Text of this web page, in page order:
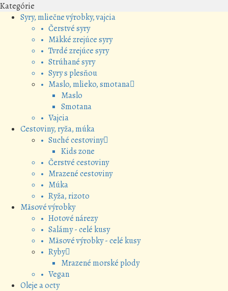
Kategórie
Syry, mliečne výrobky, vajcia
• Čerstvé syry
• Mäkké zrejúce syry
• Tvrdé zrejúce syry
• Strúhané syry
• Syry s plesňou
• Maslo, mlieko, smotana
Maslo
Smotana
• Vajcia
Cestoviny, ryža, múka
• Suché cestoviny
Kids zone
• Čerstvé cestoviny
• Mrazené cestoviny
• Múka
• Ryža, rizoto
Mäsové výrobky
• Hotové nárezy
• Salámy - celé kusy
• Mäsové výrobky - celé kusy
• Ryby
Mrazené morské plody
• Vegan
Oleje a octy